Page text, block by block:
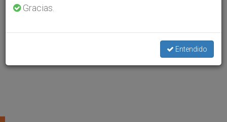
Gracias.
Entendido